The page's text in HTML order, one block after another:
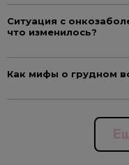
Ситуация с
что изменилось?
Как мифы о грудном